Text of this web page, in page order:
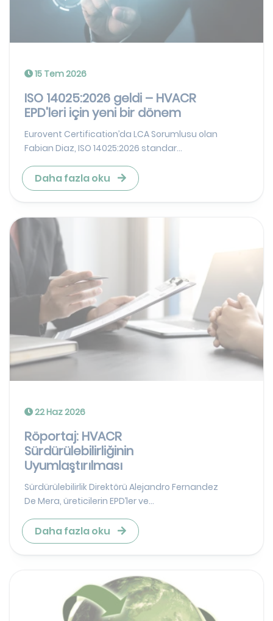
15 Tem 2026
ISO 14025:2026 geldi – HVACR
EPD'leri için yeni bir dönem
Eurovent Certification’da LCA Sorumlusu olan
Fabian Diaz, ISO 14025:2026 standar...
Daha fazla oku
22 Haz 2026
Röportaj: HVACR
Sürdürülebilirliğinin
Uyumlaştırılması
Sürdürülebilirlik Direktörü Alejandro Fernandez
De Mera, üreticilerin EPD’ler ve...
Daha fazla oku